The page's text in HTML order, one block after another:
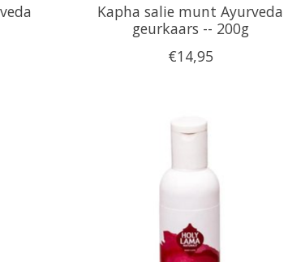
Kapha salie munt Ayurveda
geurkaars -- 200g
€14,95